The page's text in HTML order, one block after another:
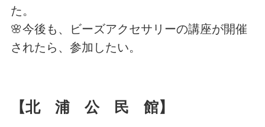
た。
🌸今後も、ビーズアクセサリーの講座が開催
されたら、参加したい。
【北 浦 公 民 館】